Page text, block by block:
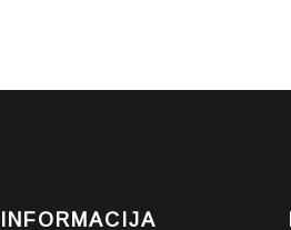
INFORMACIJA